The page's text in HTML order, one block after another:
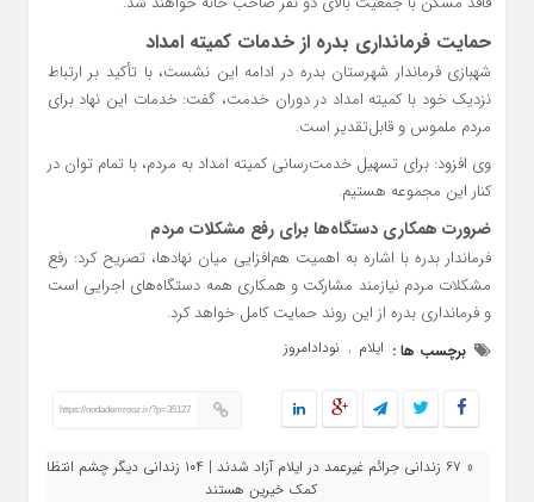
حمایت فرمانداری بدره از خدمات کمیته امداد
شهبازی فرماندار شهرستان بدره در ادامه این نشست، با تأکید بر ارتباط
نزدیک خود با کمیته امداد در دوران خدمت، گفت: خدمات این نهاد برای
مردم ملموس و قابل‌تقدیر است.
وی افزود: برای تسهیل خدمت‌رسانی کمیته امداد به مردم، با تمام توان در
کنار این مجموعه هستیم.
ضرورت همکاری دستگاه‌ها برای رفع مشکلات مردم
فرماندار بدره با اشاره به اهمیت هم‌افزایی میان نهادها، تصریح کرد: رفع
مشکلات مردم نیازمند مشارکت و همکاری همه دستگاه‌های اجرایی است
و فرمانداری بدره از این روند حمایت کامل خواهد کرد.
برچسب ها : ایلام , نودادامروز
https://nodademrooz.ir/?p=35127
« ۶۷ زندانی جرائم غیرعمد در ایلام آزاد شدند | ۱۰۴ زندانی دیگر چشم‌ انتظار
کمک خیرین هستند